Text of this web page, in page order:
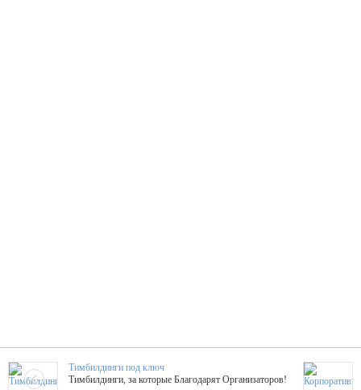
Тимбилдинги под ключ
Тимбилдинги, за которые Благодарят Организаторов!